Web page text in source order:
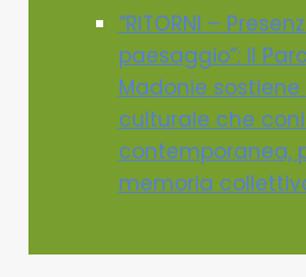
“RITORNI –
paesaggio”: il
Madonie
culturale che
contemporanea,
memoria